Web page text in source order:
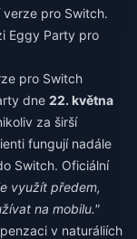
pro Switch.
Eggy Party pro
pro Switch
dne 22. května
za širší
fungují nadále
Switch. Oficiální
využít předem,
na mobilu."
v naturáliích